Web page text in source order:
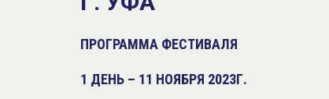
ПРОГРАММА ФЕСТИВАЛЯ
1 ДЕНЬ – 11 НОЯБРЯ 2023Г.